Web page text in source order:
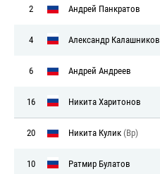
2 Андрей Панкратов
4 Александр Калашников
6 Андрей Андреев
16 Никита Харитонов
20 Никита Кулик (Вр)
10 Ратмир Булатов